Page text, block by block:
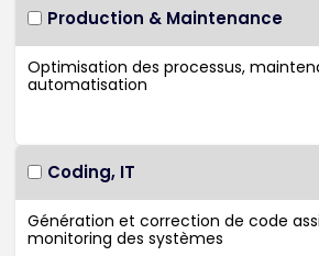
Production & Maintenance
Coding, IT